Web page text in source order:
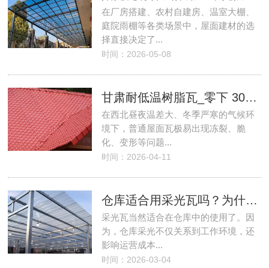
在厂房搭建、农村自建房、温室大棚、
庭院雨棚等各类场景中，屋面建材的选
择直接决定了...
时间：2026-05-08
甘肃耐低温树脂瓦_零下 30℃不脆裂_北方专用！
在西北昼夜温差大、冬季严寒的气候环
境下，普通屋面瓦极易出现冻裂、脆
化、变形等问题...
时间：2026-04-11
仓库适合用采光瓦吗？为什么？
采光瓦当然适合在仓库中的使用了。因
为，仓库采光不仅关系到工作环境，还
影响运营成本...
时间：2026-03-04